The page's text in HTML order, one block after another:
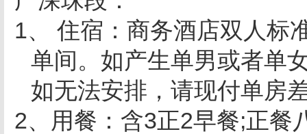
1、 住宿：商务酒店双人标
单间。如产生单男或者单
如无法安排，请现付单房
2、用餐： 含3正2早餐;正餐